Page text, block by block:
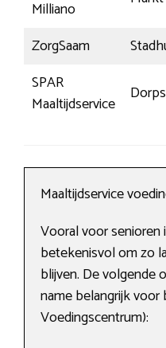
Milliano
ZorgSaam
SPAR
Maaltijdservice
Maaltijdservice
Vooral voor
betekenisvol om zo
blijven. De volgende
name belangrijk voor
Voedingscentrum):